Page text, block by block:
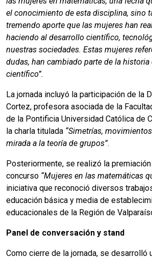
el conocimiento de esta disciplina, sino
tremendo aporte que las mujeres han
haciendo al desarrollo científico,
nuestras sociedades. Estas mujeres
dudas, han cambiado parte de la
científico”.
La jornada incluyó la participación de la
Cortez, profesora asociada de la
de la Pontificia Universidad Católica de
la charla titulada “Simetrías,
mirada a la teoría de grupos”.
Posteriormente, se realizó la
concurso “Mujeres en las matemáticas
iniciativa que reconoció diversos
educación básica y media de
educacionales de la Región de
Panel de conversación y stand
Como cierre de la jornada, se desarrolló